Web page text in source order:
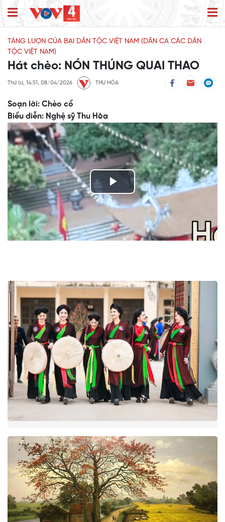
TÀNG LƯỢN CÚA BẠI DÂN TỘC VIỆT NAM (DÂN CA CÁC DÂN
TỘC VIỆT NAM)
Hát chèo: NÓN THÚNG QUAI THAO
Thứ tư, 14:51, 08/04/2026 THU HÒA
Soạn lời: Chèo cổ
Biểu diễn: Nghệ sỹ Thu Hòa
Play
Video